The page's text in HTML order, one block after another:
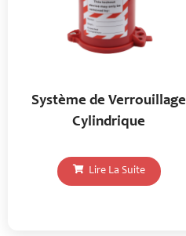
Système de Verrouillage
Cylindrique
Lire La Suite